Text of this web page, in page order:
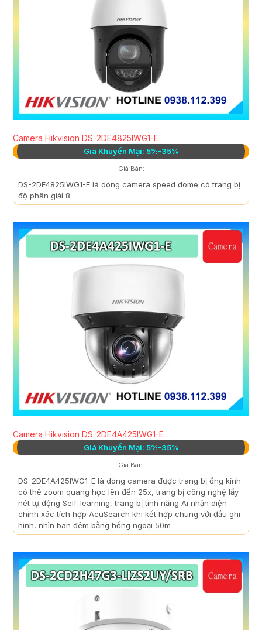
Camera Hikvision DS-2DE4825IWG1-E
Giá Khuyến Mại: 5%-35%
Giá Bán:
DS-2DE4825IWG1-E là dòng camera speed dome có trang bị
độ phân giải 8
Camera Hikvision DS-2DE4A425IWG1-E
Giá Khuyến Mại: 5%-35%
Giá Bán:
DS-2DE4A425IWG1-E là dòng camera được trang bị ống kính
có thể zoom quang học lên đến 25x, trang bị công nghệ lấy
nét tự động Self-learning, trang bị tính năng Ai nhận diện
chính xác tích hợp AcuSearch khi kết hợp chung với đầu ghi
hình, nhìn ban đêm bằng hồng ngoại 50m